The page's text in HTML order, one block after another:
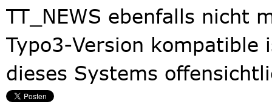
TT_NEWS ebenfalls nicht
Typo3-Version kompatible
dieses Systems